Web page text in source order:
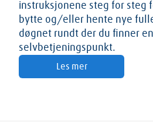
instruksjonene steg for steg
bytte og/eller hente nye
døgnet rundt der du finner
selvbetjeningspunkt.
Les mer